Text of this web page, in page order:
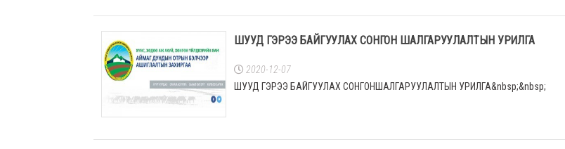
ШУУД ГЭРЭЭ БАЙГУУЛАХ СОНГОН ШАЛГАРУУЛАЛТЫН УРИЛГА
2020-12-07
ШУУД ГЭРЭЭ БАЙГУУЛАХ СОНГОНШАЛГАРУУЛАЛТЫН УРИЛГА&nbsp;&nbsp;